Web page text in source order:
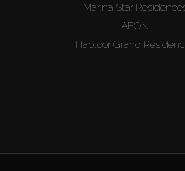
Marina Star
AEON
Habtoor Grand